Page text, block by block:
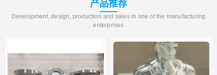
产品推荐
Development, design, production and sales in one of the manufacturing
enterprises